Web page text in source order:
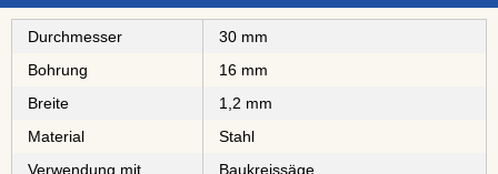
Durchmesser
30 mm
Bohrung
16 mm
Breite
1,2 mm
Material
Stahl
Verwendung mit
Baukreissäge